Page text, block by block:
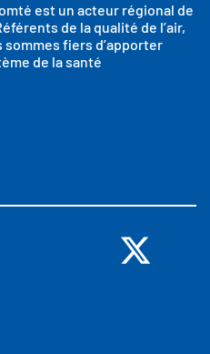
est un acteur régional de
de la qualité de l’air,
sommes fiers d’apporter
de la santé